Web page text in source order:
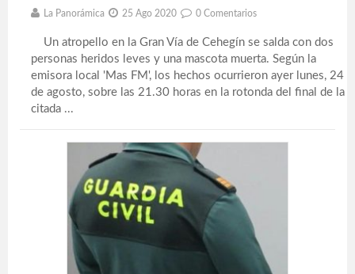
La Panorámica 25 Ago 2020 0 Comentarios
Un atropello en la Gran Vía de Cehegín se salda con dos
personas heridos leves y una mascota muerta. Según la
emisora local 'Mas FM', los hechos ocurrieron ayer lunes, 24
de agosto, sobre las 21.30 horas en la rotonda del final de la
citada ...